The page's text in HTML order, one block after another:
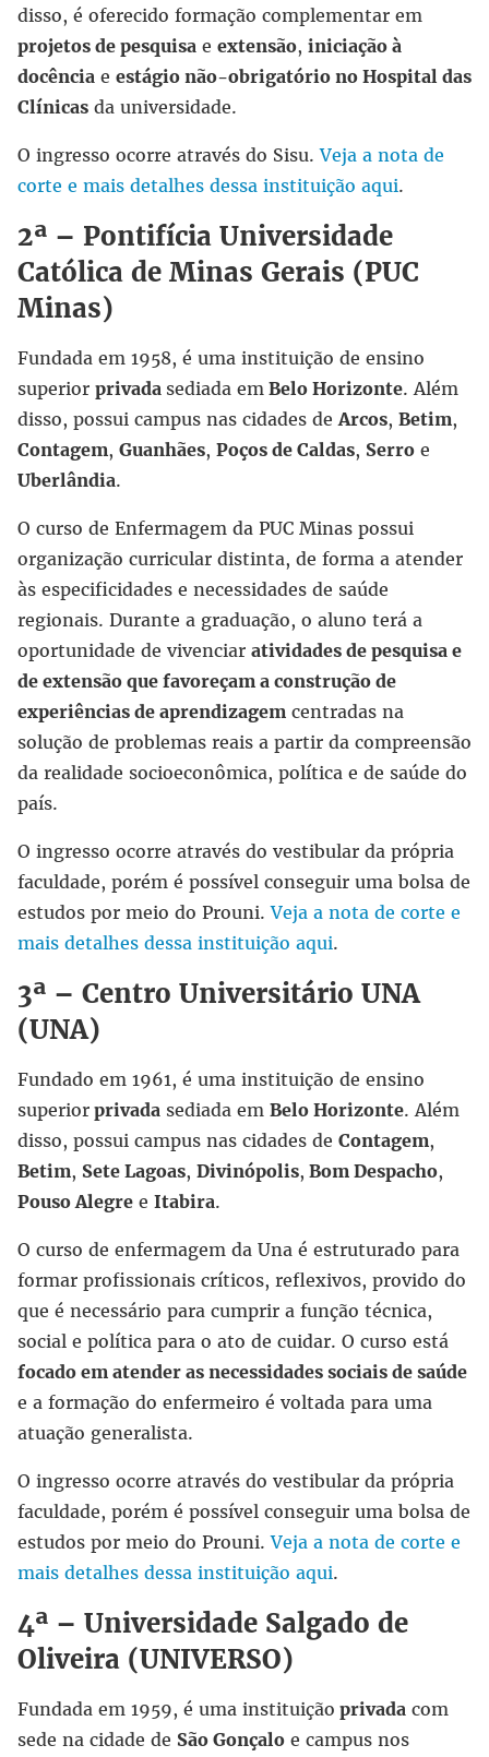
disso, é oferecido formação complementar em
projetos de pesquisa e extensão, iniciação à
docência e estágio não-obrigatório no Hospital das
Clínicas da universidade.
O ingresso ocorre através do Sisu.Veja a nota de
corte e mais detalhes dessa instituição aqui.
2ª – Pontifícia Universidade
Católica de Minas Gerais (PUC
Minas)
Fundada em 1958, é uma instituição de ensino
superior privada sediada em Belo Horizonte. Além
disso, possui campus nas cidades de Arcos, Betim,
Contagem, Guanhães, Poços de Caldas, Serro e
Uberlândia.
O curso de Enfermagem da PUC Minas possui
organização curricular distinta, de forma a atender
às especificidades e necessidades de saúde
regionais. Durante a graduação, o aluno terá a
oportunidade de vivenciar atividades de pesquisa e
de extensão que favoreçam a construção de
experiências de aprendizagem centradas na
solução de problemas reais a partir da compreensão
da realidade socioeconômica, política e de saúde do
país.
O ingresso ocorre através do vestibular da própria
faculdade, porém é possível conseguir uma bolsa de
estudos por meio do Prouni.Veja a nota de corte e
mais detalhes dessa instituição aqui.
3ª – Centro Universitário UNA
(UNA)
Fundado em 1961, é uma instituição de ensino
superior privada sediada em Belo Horizonte. Além
disso, possui campus nas cidades de Contagem,
Betim, Sete Lagoas, Divinópolis, Bom Despacho,
Pouso Alegre e Itabira.
O curso de enfermagem da Una é estruturado para
formar profissionais críticos, reflexivos, provido do
que é necessário para cumprir a função técnica,
social e política para o ato de cuidar. O curso está
focado em atender as necessidades sociais de saúde
e a formação do enfermeiro é voltada para uma
atuação generalista.
O ingresso ocorre através do vestibular da própria
faculdade, porém é possível conseguir uma bolsa de
estudos por meio do Prouni.Veja a nota de corte e
mais detalhes dessa instituição aqui.
4ª – Universidade Salgado de
Oliveira (UNIVERSO)
Fundada em 1959, é uma instituição privada com
sede na cidade de São Gonçalo e campus nos